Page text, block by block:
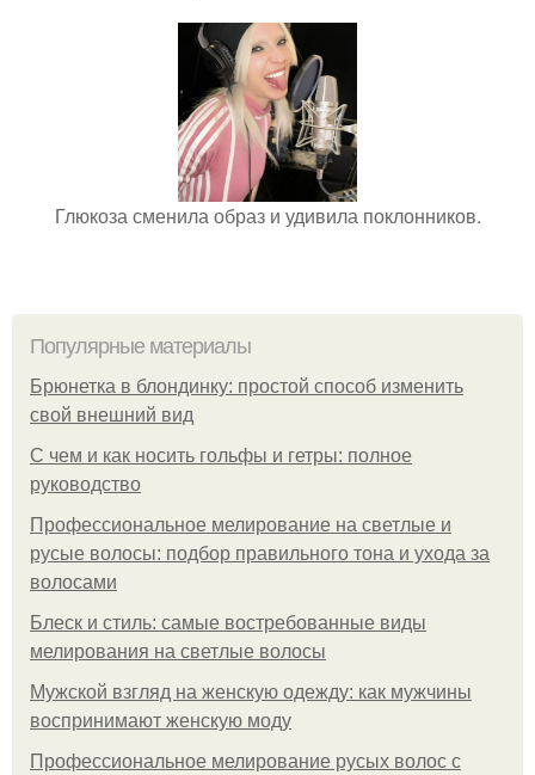
Глюкоза сменила образ и удивила поклонников.
Популярные материалы
Брюнетка в блондинку: простой способ изменить
свой внешний вид
С чем и как носить гольфы и гетры: полное
руководство
Профессиональное мелирование на светлые и
русые волосы: подбор правильного тона и ухода за
волосами
Блеск и стиль: самые востребованные виды
мелирования на светлые волосы
Мужской взгляд на женскую одежду: как мужчины
воспринимают женскую моду
Профессиональное мелирование русых волос с